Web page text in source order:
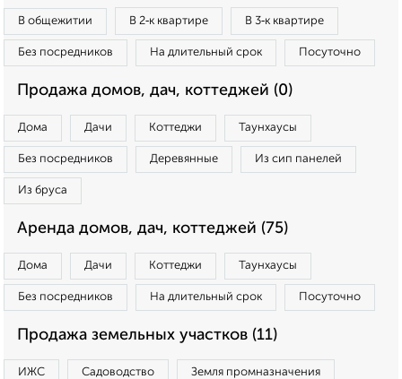
В общежитии В 2‑к квартире В 3‑к квартире
Без посредников На длительный срок Посуточно
Продажа домов, дач, коттеджей (0)
Дома Дачи Коттеджи Таунхаусы
Без посредников Деревянные Из сип панелей
Из бруса
Аренда домов, дач, коттеджей (75)
Дома Дачи Коттеджи Таунхаусы
Без посредников На длительный срок Посуточно
Продажа земельных участков (11)
ИЖС Садоводство Земля промназначения